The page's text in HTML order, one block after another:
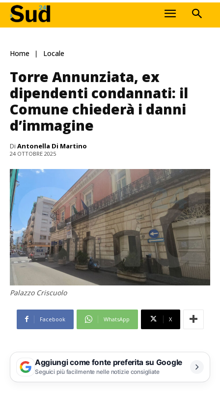
Home Locale
Torre Annunziata, ex
dipendenti condannati: il
Comune chiederà i danni
d’immagine
Di Antonella Di Martino
24 OTTOBRE 2025
Palazzo Criscuolo
Facebook WhatsApp X
Aggiungi come fonte preferita su Google
Seguici più facilmente nelle notizie consigliate